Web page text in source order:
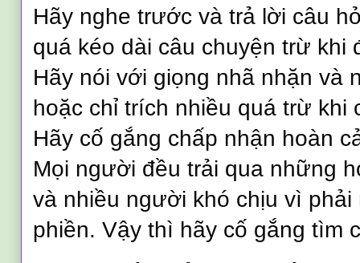
Hãy nghe trước và trả lời câu
quá kéo dài câu chuyện trừ khi
Hãy nói với giọng nhã nhặn và
hoặc chỉ trích nhiều quá trừ khi
Hãy cố gắng chấp nhận hoàn
Mọi người đều trải qua những
và nhiều người khó chịu vì
phiền. Vậy thì hãy cố gắng tìm